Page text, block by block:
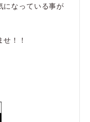
になっている事が
！！